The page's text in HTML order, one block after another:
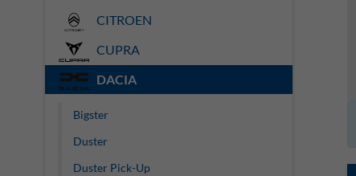
CITROEN
CUPRA
DACIA
Bigster
Duster
Duster Pick-Up